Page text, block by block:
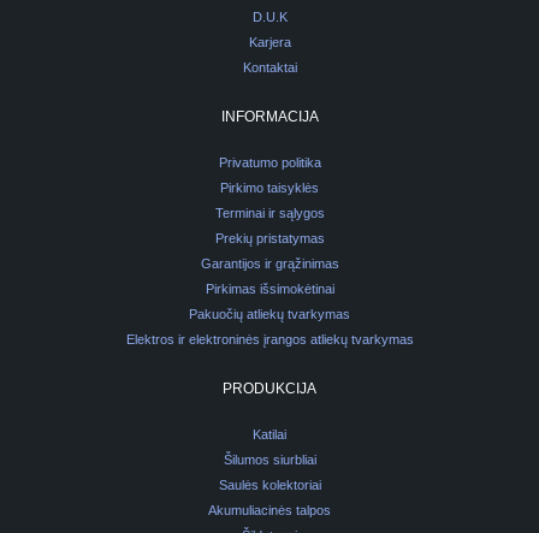
D.U.K
Karjera
Kontaktai
INFORMACIJA
Privatumo politika
Pirkimo taisyklės
Terminai ir sąlygos
Prekių pristatymas
Garantijos ir grąžinimas
Pirkimas išsimokėtinai
Pakuočių atliekų tvarkymas
Elektros ir elektroninės įrangos atliekų tvarkymas
PRODUKCIJA
Katilai
Šilumos siurbliai
Saulės kolektoriai
Akumuliacinės talpos